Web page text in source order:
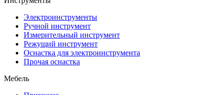
Электроинструменты
Ручной инструмент
Измерительный инструмент
Режущий инструмент
Оснастка для электроинструмента
Прочая оснастка
Мебель